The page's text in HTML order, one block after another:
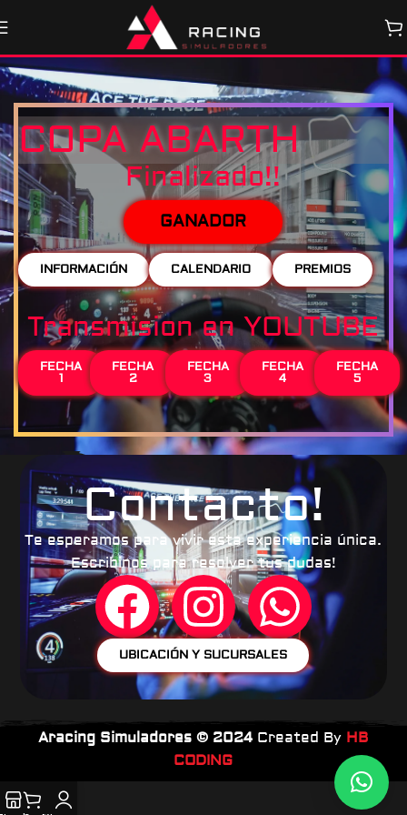
COPA ABARTH
Finalizado!!
GANADOR
INFORMACIÓN CALENDARIO PREMIOS
Transmision en YOUTUBE
FECHA
1
FECHA
2
FECHA
3
FECHA
4
FECHA
5
Contacto!
Te esperamos para vivir esta experiencia única.
Escribinos para resolver tus dudas!
UBICACIÓN Y SUCURSALES
Aracing Simuladores © 2024 Created By HB
CODING